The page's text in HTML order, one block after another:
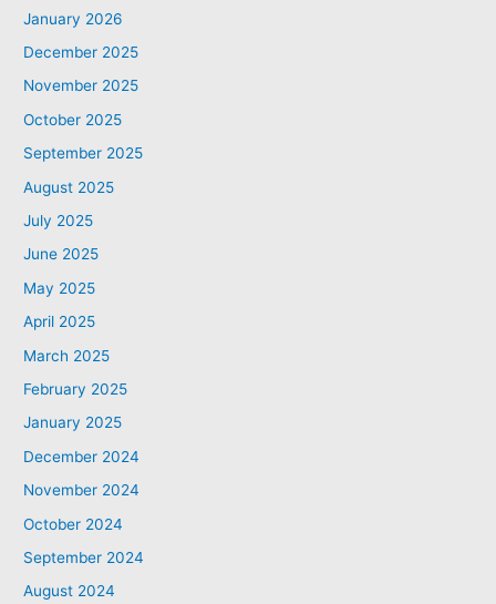
January 2026
December 2025
November 2025
October 2025
September 2025
August 2025
July 2025
June 2025
May 2025
April 2025
March 2025
February 2025
January 2025
December 2024
November 2024
October 2024
September 2024
August 2024